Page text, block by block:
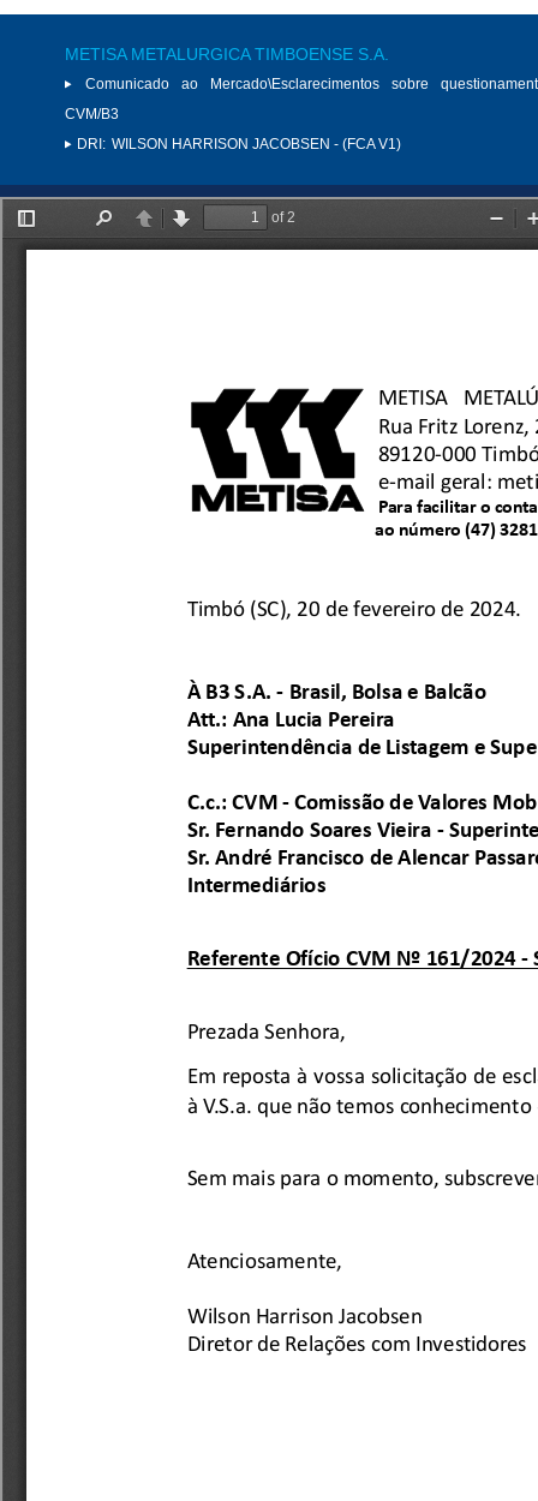
METISA METALURGICA TIMBOENSE S.A.
Comunicado ao Mercado\Esclarecimentos sobre
CVM/B3
DRI: WILSON HARRISON JACOBSEN - (FCA V1)